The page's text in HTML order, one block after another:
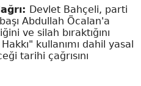
Devlet Bahçeli, parti
Abdullah Öcalan'a
ve silah bıraktığını
kullanımı dahil yasal
tarihi çağrısını